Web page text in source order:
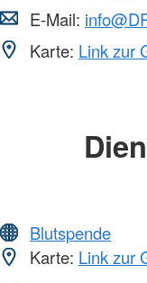
E-Mail:
Karte: Link zur
Blutspende
Karte: Link zur